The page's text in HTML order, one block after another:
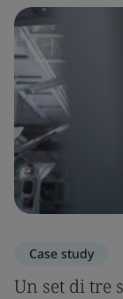
Case study
Un set di tre